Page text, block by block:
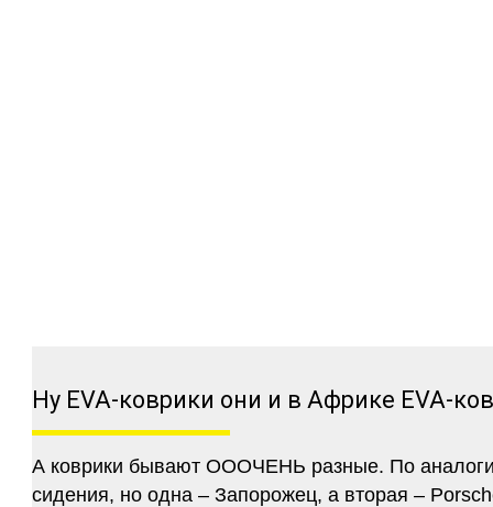
Ну EVA-коврики они и в Африке EVA-
А коврики бывают ОООЧЕНЬ разные. По
сидения, но одна – Запорожец, а вторая –